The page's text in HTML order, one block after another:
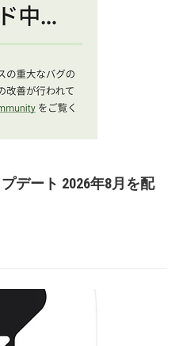
デート 2026年8月を配